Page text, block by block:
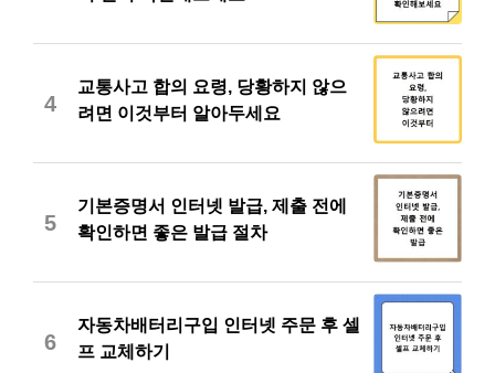
4
교통사고 합의 요령, 당황하지 않으
려면 이것부터 알아두세요
5
기본증명서 인터넷 발급, 제출 전에
확인하면 좋은 발급 절차
6
자동차배터리구입 인터넷 주문 후 셀
프 교체하기